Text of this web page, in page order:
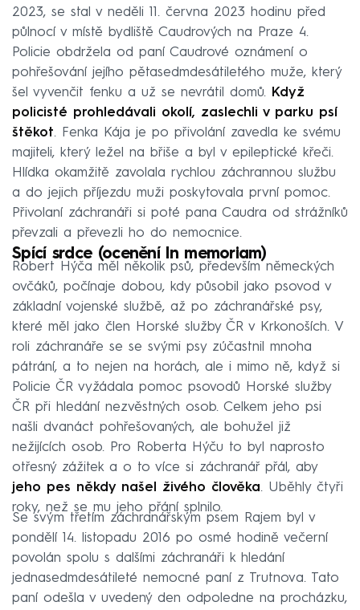
2023, se stal v neděli 11. června 2023 hodinu před
půlnocí v místě bydliště Caudrových na Praze 4.
Policie obdržela od paní Caudrové oznámení o
pohřešování jejího pětasedmdesátiletého muže, který
šel vyvenčit fenku a už se nevrátil domů. Když
policisté prohledávali okolí, zaslechli v parku psí
štěkot. Fenka Kája je po přivolání zavedla ke svému
majiteli, který ležel na břiše a byl v epileptické křeči.
Hlídka okamžitě zavolala rychlou záchrannou službu
a do jejich příjezdu muži poskytovala první pomoc.
Přivolaní záchranáři si poté pana Caudra od strážníků
převzali a převezli ho do nemocnice.
Spící srdce (ocenění In memoriam)
Robert Hýča měl několik psů, především německých
ovčáků, počínaje dobou, kdy působil jako psovod v
základní vojenské službě, až po záchranářské psy,
které měl jako člen Horské služby ČR v Krkonoších. V
roli záchranáře se se svými psy zúčastnil mnoha
pátrání, a to nejen na horách, ale i mimo ně, když si
Policie ČR vyžádala pomoc psovodů Horské služby
ČR při hledání nezvěstných osob. Celkem jeho psi
našli dvanáct pohřešovaných, ale bohužel již
nežijících osob. Pro Roberta Hýču to byl naprosto
otřesný zážitek a o to více si záchranář přál, aby
jeho pes někdy našel živého člověka. Uběhly čtyři
roky, než se mu jeho přání splnilo.
Se svým třetím záchranářským psem Rajem byl v
pondělí 14. listopadu 2016 po osmé hodině večerní
povolán spolu s dalšími záchranáři k hledání
jednasedmdesátileté nemocné paní z Trutnova. Tato
paní odešla v uvedený den odpoledne na procházku,